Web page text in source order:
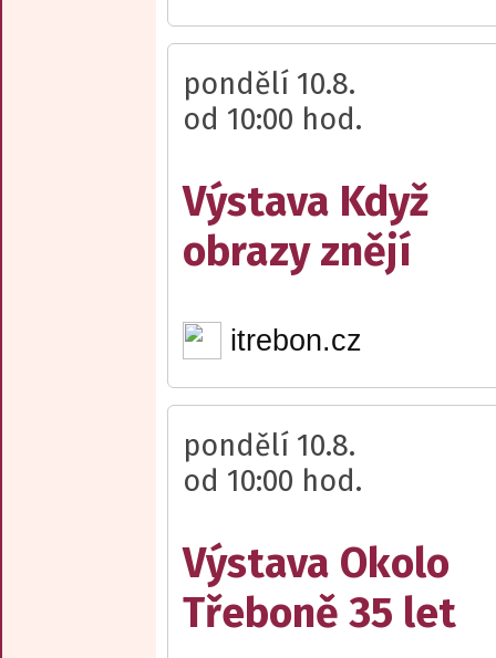
pondělí 10.8.
od 10:00 hod.
Výstava Když
obrazy znějí
itrebon.cz
pondělí 10.8.
od 10:00 hod.
Výstava Okolo
Třeboně 35 let